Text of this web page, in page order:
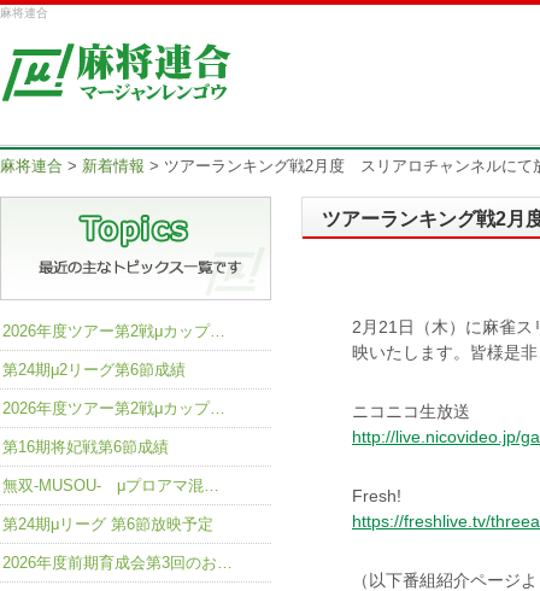
麻将連合
麻将連合 > 新着情報 > ツアーランキング戦2月度 スリアロチャンネルにて
ツアーランキング戦2月
2月21日（木）に麻雀
映いたします。皆様是
ニコニコ生放送
http://live.nicovideo.jp/
Fresh!
https://freshlive.tv/
（以下番組紹介ページ
2026年度ツアー第2戦μカップ…
第24期μ2リーグ第6節成績
2026年度ツアー第2戦μカップ…
第16期将妃戦第6節成績
無双-MUSOU- μプロアマ混…
第24期μリーグ 第6節放映予定
2026年度前期育成会第3回のお…